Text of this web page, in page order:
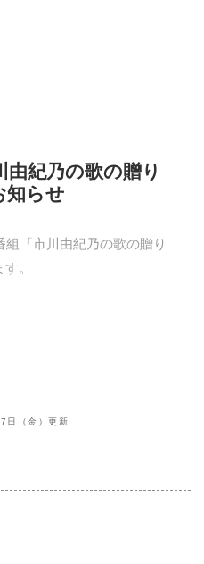
由紀乃の歌の贈り
知らせ
「市川由紀乃の歌の贈り
。
日（金）更新